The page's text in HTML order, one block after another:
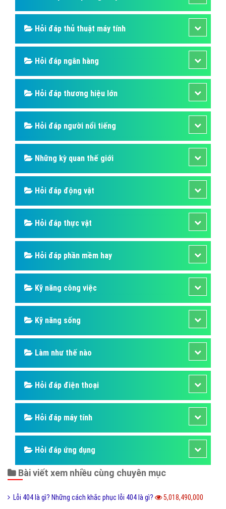
Hỏi đáp thủ thuật máy tính
Hỏi đáp ngân hàng
Hỏi đáp thương hiệu lớn
Hỏi đáp người nổi tiếng
Những kỳ quan thế giới
Hỏi đáp động vật
Hỏi đáp thực vật
Hỏi đáp phần mềm hay
Kỹ năng công việc
Kỹ năng sống
Làm như thế nào
Hỏi đáp điện thoại
Hỏi đáp máy tính
Hỏi đáp ứng dụng
Bài viết xem nhiều cùng chuyên mục
Lỗi 404 là gì? Những cách khắc phục lỗi 404 là gì? 5,018,490,000